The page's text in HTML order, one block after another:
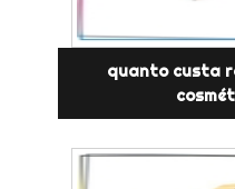
quanto custa